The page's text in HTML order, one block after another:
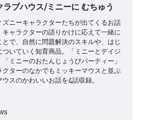
ラブハウス/ミニーに むちゅう
ズニーキャラクターたちが出てくるお話
ャラクターの語りかけに応えて一緒に
で、自然に問題解決のスキルや、はじ
いていく知育商品。「ミニーとデイジ
ミニーのおたんじょうびパーティー」
ターのなかでもミッキーマウスと並ぶ
スのかわいいお話を4話収録。